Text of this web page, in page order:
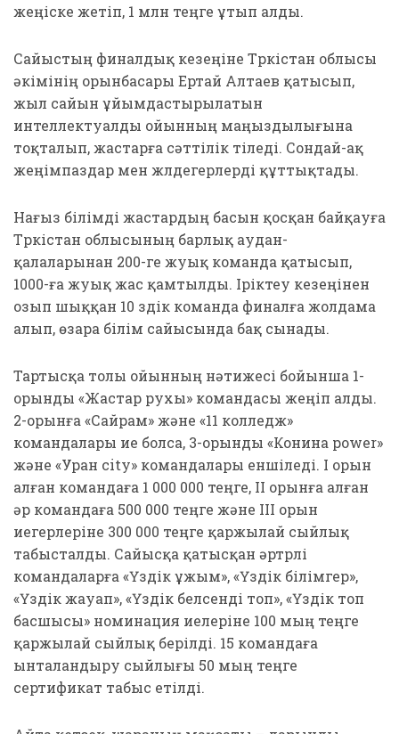
жеңіске жетіп, 1 млн теңге ұтып алды.
Сайыстың финалдық кезеңіне Түркістан облысы
әкімінің орынбасары Ертай Алтаев қатысып,
жыл сайын ұйымдастырылатын
интеллектуалды ойынның маңыздылығына
тоқталып, жастарға сәттілік тіледі. Сондай-ақ
жеңімпаздар мен жүлдегерлерді құттықтады.
Нағыз білімді жастардың басын қосқан байқауға
Түркістан облысының барлық аудан-
қалаларынан 200-ге жуық команда қатысып,
1000-ға жуық жас қамтылды. Іріктеу кезеңінен
озып шыққан 10 үздік команда финалға жолдама
алып, өзара білім сайысында бақ сынады.
Тартысқа толы ойынның нәтижесі бойынша 1-
орынды «Жастар рухы» командасы жеңіп алды.
2-орынға «Сайрам» және «11 колледж»
командалары ие болса, 3-орынды «Конина power»
және «Уран city» командалары еншіледі. I орын
алған командаға 1 000 000 теңге, II орынға алған
әр командаға 500 000 теңге және III орын
иегерлеріне 300 000 теңге қаржылай сыйлық
табысталды. Сайысқа қатысқан әртүрлі
командаларға «Үздік ұжым», «Үздік білімгер»,
«Үздік жауап», «Үздік белсенді топ», «Үздік топ
басшысы» номинация иелеріне 100 мың теңге
қаржылай сыйлық берілді. 15 командаға
ынталандыру сыйлығы 50 мың теңге
сертификат табыс етілді.